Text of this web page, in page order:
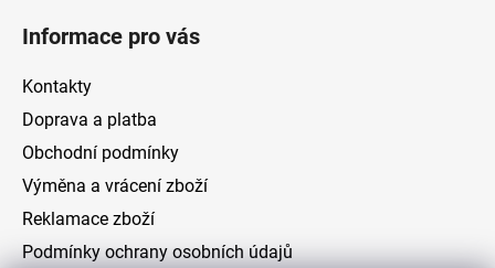
Informace pro vás
Kontakty
Doprava a platba
Obchodní podmínky
Výměna a vrácení zboží
Reklamace zboží
Podmínky ochrany osobních údajů